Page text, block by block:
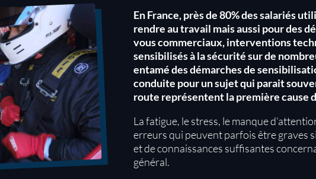
En France, près de 80% des salariés
rendre au travail mais aussi pour des
vous commerciaux, interventions
sensibilisés à la sécurité sur de
entamé des démarches de
conduite pour un sujet qui parait
route représentent la première cause
La fatigue, le stress, le manque
erreurs qui peuvent parfois être graves
et de connaissances suffisantes
général.